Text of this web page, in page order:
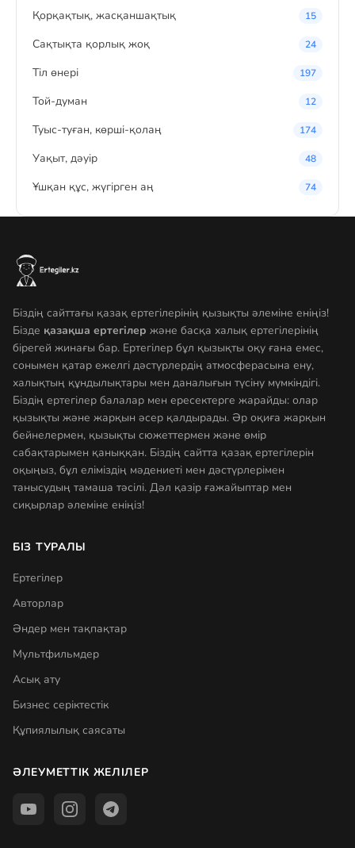
Қорқақтық, жасқаншақтық 15
Сақтықта қорлық жоқ 24
Тіл өнері 197
Той-думан 12
Туыс-туған, көрші-қолаң 174
Уақыт, дәуір 48
Ұшқан құс, жүгірген аң 74
Біздің сайттағы қазақ ертегілерінің қызықты әлеміне еніңіз!
Бізде қазақша ертегілер және басқа халық ертегілерінің
бірегей жинағы бар. Ертегілер бұл қызықты оқу ғана емес,
сонымен қатар ежелгі дәстүрлердің атмосферасына ену,
халықтың құндылықтары мен даналығын түсіну мүмкіндігі.
Біздің ертегілер балалар мен ересектерге жарайды: олар
қызықты және жарқын әсер қалдырады. Әр оқиға жарқын
бейнелермен, қызықты сюжеттермен және өмір
сабақтарымен қаныққан. Біздің сайтта қазақ ертегілерін
оқыңыз, бұл еліміздің мәдениеті мен дәстүрлерімен
танысудың тамаша тәсілі. Дәл қазір ғажайыптар мен
сиқырлар әлеміне еніңіз!
БІЗ ТУРАЛЫ
Ертегілер
Авторлар
Әндер мен тақпақтар
Мультфильмдер
Асық ату
Бизнес серіктестік
Құпиялылық саясаты
ӘЛЕУМЕТТІК ЖЕЛІЛЕР